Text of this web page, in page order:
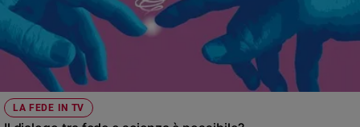
LA FEDE IN TV